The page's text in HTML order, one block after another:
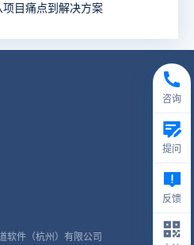
目痛点到解决方案
软件（杭州）有限公司
咨询
提问
反馈